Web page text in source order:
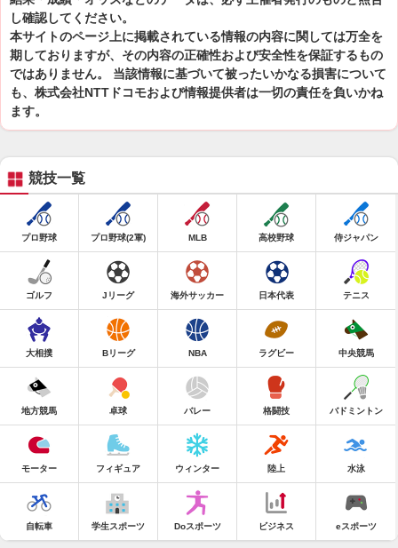
し確認してください。
本サイトのページ上に掲載されている情報の内容に関しては万全を
期しておりますが、その内容の正確性および安全性を保証するもの
ではありません。 当該情報に基づいて被ったいかなる損害について
も、株式会社NTTドコモおよび情報提供者は一切の責任を負いかね
ます。
競技一覧
プロ野球 プロ野球(2軍) MLB 高校野球 侍ジャパン
ゴルフ Jリーグ 海外サッカー 日本代表 テニス
大相撲 Bリーグ NBA ラグビー 中央競馬
地方競馬 卓球 バレー 格闘技 バドミントン
モーター フィギュア ウィンター 陸上 水泳
自転車 学生スポーツ Doスポーツ ビジネス eスポーツ